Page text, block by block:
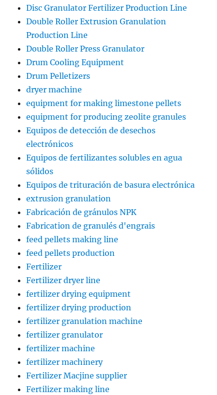
Disc Granulator Fertilizer Production Line
Double Roller Extrusion Granulation
Production Line
Double Roller Press Granulator
Drum Cooling Equipment
Drum Pelletizers
dryer machine
equipment for making limestone pellets
equipment for producing zeolite granules
Equipos de detección de desechos
electrónicos
Equipos de fertilizantes solubles en agua
sólidos
Equipos de trituración de basura electrónica
extrusion granulation
Fabricación de gránulos NPK
Fabrication de granulés d'engrais
feed pellets making line
feed pellets production
Fertilizer
Fertilizer dryer line
fertilizer drying equipment
fertilizer drying production
fertilizer granulation machine
fertilizer granulator
fertilizer machine
fertilizer machinery
Fertilizer Macjine supplier
Fertilizer making line